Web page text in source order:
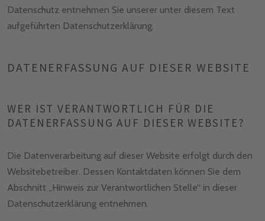
Datenschutz entnehmen Sie unserer unter diesem Text
aufgeführten Datenschutzerklärung.
DATENERFASSUNG AUF DIESER WEBSITE
WER IST VERANTWORTLICH FÜR DIE
DATENERFASSUNG AUF DIESER WEBSITE?
Die Datenverarbeitung auf dieser Website erfolgt durch den
Websitebetreiber. Dessen Kontaktdaten können Sie dem
Abschnitt „Hinweis zur Verantwortlichen Stelle“ in dieser
Datenschutzerklärung entnehmen.